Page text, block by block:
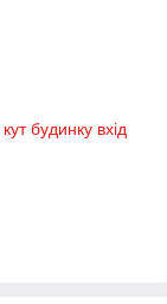
будинку вхід